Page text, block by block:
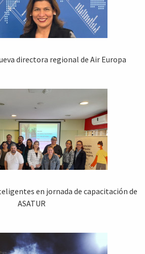
directora regional de Air Europa
en jornada de capacitación de
ASATUR